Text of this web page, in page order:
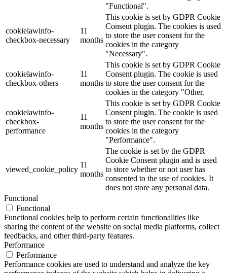
"Functional".
cookielawinfo-
checkbox-necessary
11
months
This cookie is set by GDPR Cookie
Consent plugin. The cookies is used
to store the user consent for the
cookies in the category
"Necessary".
cookielawinfo-
checkbox-others
11
months
This cookie is set by GDPR Cookie
Consent plugin. The cookie is used
to store the user consent for the
cookies in the category "Other.
cookielawinfo-
checkbox-
performance
11
months
This cookie is set by GDPR Cookie
Consent plugin. The cookie is used
to store the user consent for the
cookies in the category
"Performance".
viewed_cookie_policy
11
months
The cookie is set by the GDPR
Cookie Consent plugin and is used
to store whether or not user has
consented to the use of cookies. It
does not store any personal data.
Functional
Functional
Functional cookies help to perform certain functionalities like
sharing the content of the website on social media platforms, collect
feedbacks, and other third-party features.
Performance
Performance
Performance cookies are used to understand and analyze the key